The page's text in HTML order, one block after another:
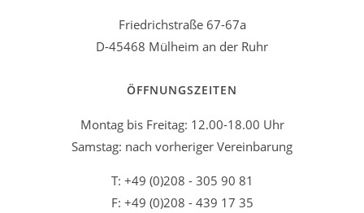
Friedrichstraße 67-67a
D-45468 Mülheim an der Ruhr
ÖFFNUNGSZEITEN
Montag bis Freitag: 12.00-18.00 Uhr
Samstag: nach vorheriger Vereinbarung
T: +49 (0)208 - 305 90 81
F: +49 (0)208 - 439 17 35